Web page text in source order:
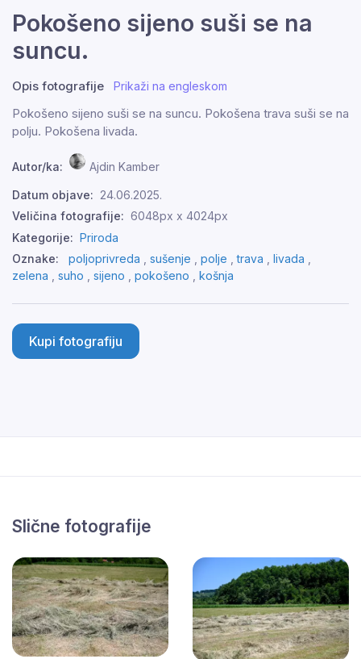
Pokošeno sijeno suši se na
suncu.
Opis fotografije Prikaži na engleskom
Pokošeno sijeno suši se na suncu. Pokošena trava suši se na
polju. Pokošena livada.
Autor/ka: Ajdin Kamber
Datum objave: 24.06.2025.
Veličina fotografije: 6048px x 4024px
Kategorije: Priroda
Oznake:
poljoprivreda sušenje polje ,trava livada
zelena
suho sijeno pokošeno košnja
Kupi fotografiju
Slične fotografije